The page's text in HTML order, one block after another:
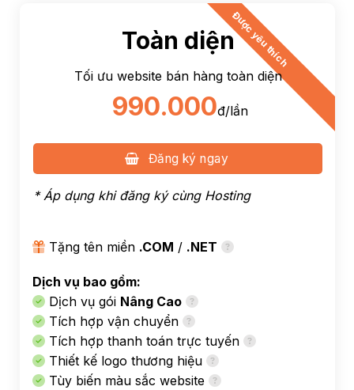
Được yêu thích
Toàn diện
Tối ưu website bán hàng toàn diện
990.000đ/lần
Đăng ký ngay
* Áp dụng khi đăng ký cùng Hosting
Tặng tên miền .COM / .NET
Dịch vụ bao gồm:
Dịch vụ gói Nâng Cao
Tích hợp vận chuyển
Tích hợp thanh toán trực tuyến
Thiết kế logo thương hiệu
Tùy biến màu sắc website